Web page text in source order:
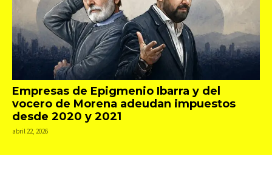
Empresas de Epigmenio Ibarra y del
vocero de Morena adeudan impuestos
desde 2020 y 2021
abril 22, 2026